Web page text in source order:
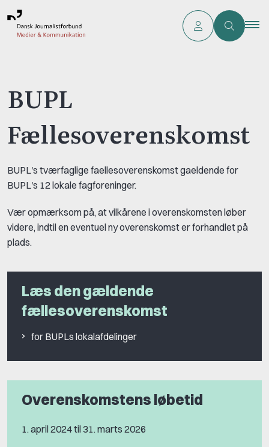
BUPL
Fællesoverenskomst
BUPL's tværfaglige faellesoverenskomst gaeldende for
BUPL's 12 lokale fagforeninger.
Vær opmærksom på, at vilkårene i overenskomsten løber
videre, indtil en eventuel ny overenskomst er forhandlet på
plads.
Læs den gældende
fællesoverenskomst
for BUPLs lokalafdelinger
Overenskomstens løbetid
1. april 2024 til 31. marts 2026